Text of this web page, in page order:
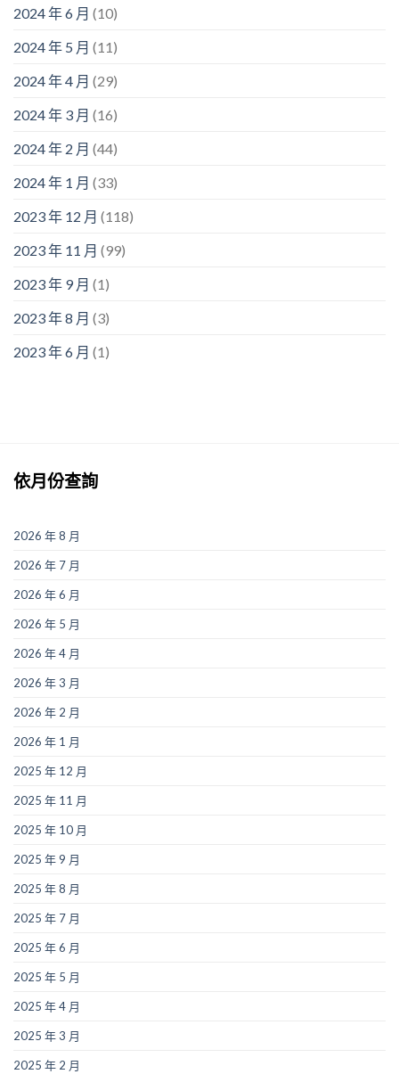
2024 年 6 月 (10)
2024 年 5 月 (11)
2024 年 4 月 (29)
2024 年 3 月 (16)
2024 年 2 月 (44)
2024 年 1 月 (33)
2023 年 12 月 (118)
2023 年 11 月 (99)
2023 年 9 月 (1)
2023 年 8 月 (3)
2023 年 6 月 (1)
依月份查詢
2026 年 8 月
2026 年 7 月
2026 年 6 月
2026 年 5 月
2026 年 4 月
2026 年 3 月
2026 年 2 月
2026 年 1 月
2025 年 12 月
2025 年 11 月
2025 年 10 月
2025 年 9 月
2025 年 8 月
2025 年 7 月
2025 年 6 月
2025 年 5 月
2025 年 4 月
2025 年 3 月
2025 年 2 月